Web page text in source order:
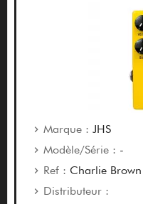
Marque : JHS
Modèle/Série : -
Ref : Charlie
Distributeur :